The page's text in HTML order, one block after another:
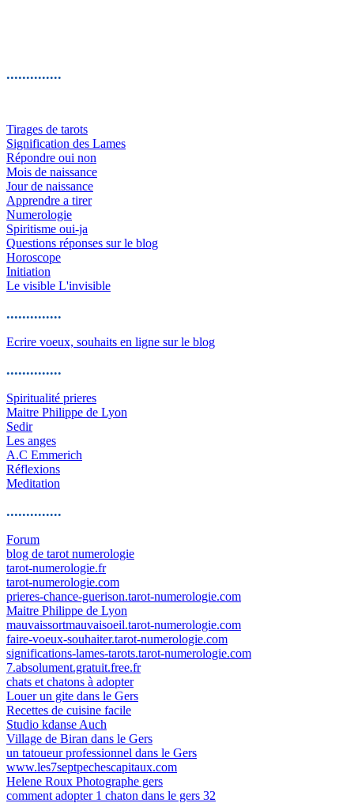
..............
Tirages de tarots
Signification des Lames
Répondre oui non
Mois de naissance
Jour de naissance
Apprendre a tirer
Numerologie
Spiritisme oui-ja
Questions réponses sur le blog
Horoscope
Initiation
Le visible L'invisible
..............
Ecrire voeux, souhaits en ligne sur le blog
..............
Spiritualité prieres
Maitre Philippe de Lyon
Sedir
Les anges
A.C Emmerich
Réflexions
Meditation
..............
Forum
blog de tarot numerologie
tarot-numerologie.fr
tarot-numerologie.com
prieres-chance-guerison.tarot-numerologie.com
Maitre Philippe de Lyon
mauvaissortmauvaisoeil.tarot-numerologie.com
faire-voeux-souhaiter.tarot-numerologie.com
significations-lames-tarots.tarot-numerologie.com
7.absolument.gratuit.free.fr
chats et chatons à adopter
Louer un gite dans le Gers
Recettes de cuisine facile
Studio kdanse Auch
Village de Biran dans le Gers
un tatoueur professionnel dans le Gers
www.les7septpechescapitaux.com
Helene Roux Photographe gers
comment adopter 1 chaton dans le gers 32